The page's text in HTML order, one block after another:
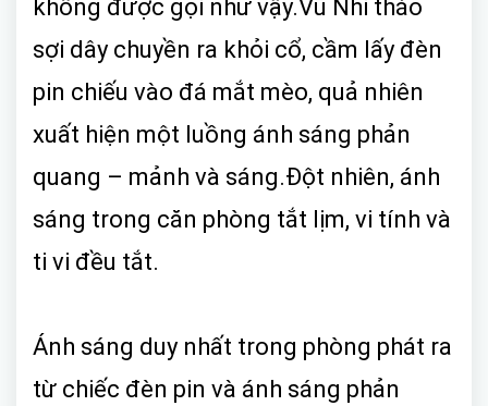
không được gọi như vậy.Vũ Nhi tháo
sợi dây chuyền ra khỏi cổ, cầm lấy đèn
pin chiếu vào đá mắt mèo, quả nhiên
xuất hiện một luồng ánh sáng phản
quang – mảnh và sáng.Đột nhiên, ánh
sáng trong căn phòng tắt lịm, vi tính và
ti vi đều tắt.
Ánh sáng duy nhất trong phòng phát ra
từ chiếc đèn pin và ánh sáng phản